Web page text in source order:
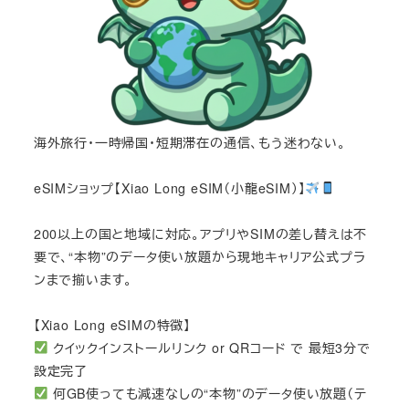
海外旅行・一時帰国・短期滞在の通信、もう迷わない。
eSIMショップ【Xiao Long eSIM（小龍eSIM）】
200以上の国と地域に対応。アプリやSIMの差し替えは不
要で、“本物”のデータ使い放題から現地キャリア公式プラ
ンまで揃います。
【Xiao Long eSIMの特徴】
クイックインストールリンク or QRコード で 最短3分で
設定完了
何GB使っても減速なしの“本物”のデータ使い放題（テ